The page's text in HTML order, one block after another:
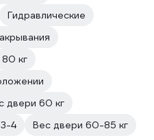
Гидравлические
80 кг
двери 60 кг
4
Вес двери 60-85 кг